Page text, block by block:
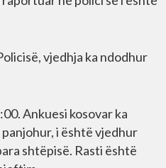
vjedhja ka ndodhur
Ankuesi kosovar ka
i është vjedhur
shtëpisë. Rasti është